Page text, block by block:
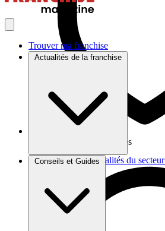
Trouver ma franchise
Actualités de la franchise
Brèves et actus Actualités du secteur
Conseils et Guides
Vos données sont protégées